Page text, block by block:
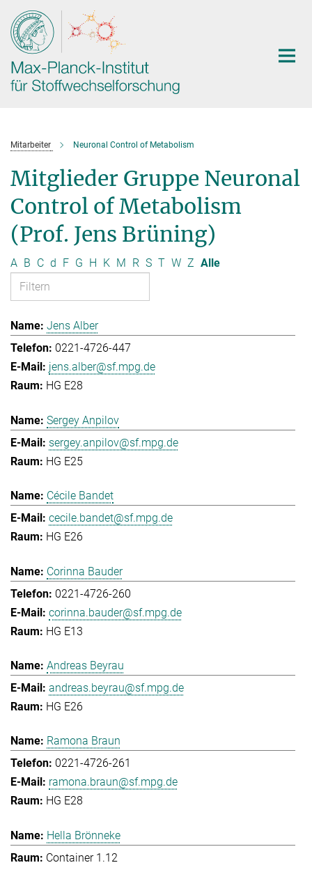
Hauptinhalt
Mitarbeiter Neuronal Control of Metabolism
Mitglieder Gruppe Neuronal
Control of Metabolism
(Prof. Jens Brüning)
A B C d F G H K M R S T W Z Alle
Jens Alber
0221-4726-447
jens.alber@sf.mpg.de
HG E28
Sergey Anpilov
sergey.anpilov@sf.mpg.de
HG E25
Cécile Bandet
cecile.bandet@sf.mpg.de
HG E26
Corinna Bauder
0221-4726-260
corinna.bauder@sf.mpg.de
HG E13
Andreas Beyrau
andreas.beyrau@sf.mpg.de
HG E26
Ramona Braun
0221-4726-261
ramona.braun@sf.mpg.de
HG E28
Hella Brönneke
Container 1.12